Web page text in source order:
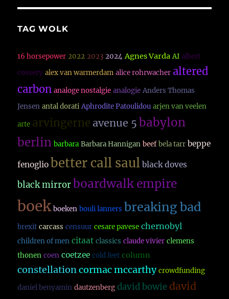
TAG WOLK
16 horsepower 2022 2023 2024 Agnes Varda AI albert
cossery alex van warmerdam alice rohrwacher altered
carbon analoge nostalgie analogie Anders Thomas
Jensen antal dorati Aphrodite Patoulidou arjen van veelen
arte arvingerne avenue 5 babylon
berlin barbara Barbara Hannigan beef bela tarr beppe
fenoglio better call saul black doves
black mirror boardwalk empire
boek boeken bouli lanners breaking bad
brexit carcass censuur cesare pavese chernobyl
children of men citaat classics claude vivier clemens
thonen coen coetzee cold feet column
constellationcormac mccarthy crowdfunding
daniel benyamin dautzenberg david bowie david